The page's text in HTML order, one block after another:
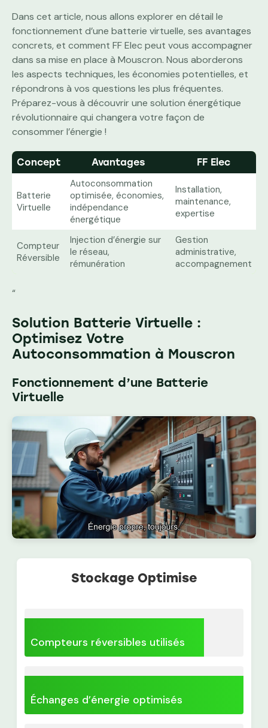
Dans cet article, nous allons explorer en détail le
fonctionnement d’une batterie virtuelle, ses avantages
concrets, et comment FF Elec peut vous accompagner
dans sa mise en place à Mouscron. Nous aborderons
les aspects techniques, les économies potentielles, et
répondrons à vos questions les plus fréquentes.
Préparez-vous à découvrir une solution énergétique
révolutionnaire qui changera votre façon de
consommer l’énergie !
Concept Avantages FF Elec
Batterie
Virtuelle
Autoconsommation
optimisée, économies,
indépendance
énergétique
Installation,
maintenance,
expertise
Compteur
Réversible
Injection d’énergie sur
le réseau,
rémunération
Gestion
administrative,
accompagnement
“
Solution Batterie Virtuelle :
Optimisez Votre
Autoconsommation à Mouscron
Fonctionnement d’une Batterie
Virtuelle
Stockage Optimise
Compteurs réversibles utilisés
Échanges d’énergie optimisés